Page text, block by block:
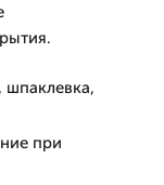
шпаклевка,
при